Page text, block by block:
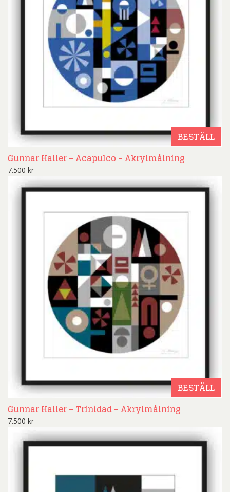
BESTÄLL
Gunnar Haller – Acapulco – Akrylmålning
7.500 kr
BESTÄLL
Gunnar Haller – Trinidad – Akrylmålning
7.500 kr